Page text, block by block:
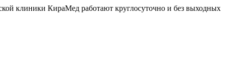
клиники КираМед работают круглосуточно и без выходных